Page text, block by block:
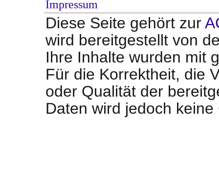
Impressum
Diese Seite gehört zur
wird bereitgestellt von
Ihre Inhalte wurden mit
Für die Korrektheit, die
oder Qualität der
Daten wird jedoch